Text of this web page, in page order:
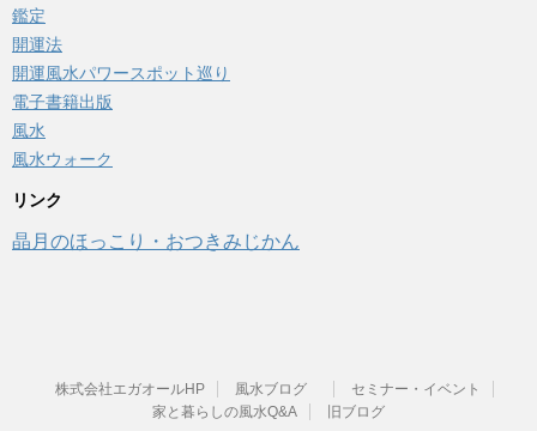
鑑定
開運法
開運風水パワースポット巡り
電子書籍出版
風水
風水ウォーク
リンク
晶月のほっこり・おつきみじかん
株式会社エガオールHP 風水ブログ
セミナー・イベント
家と暮らしの風水Q&A
旧ブログ